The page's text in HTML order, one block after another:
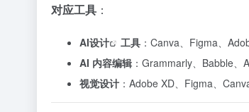
对应工具 ：
AI设计 工具 ：Canva、Figma、
AI 内容编辑 ：Grammarly、Babble、
视觉设计 ：Adobe XD、Figma、